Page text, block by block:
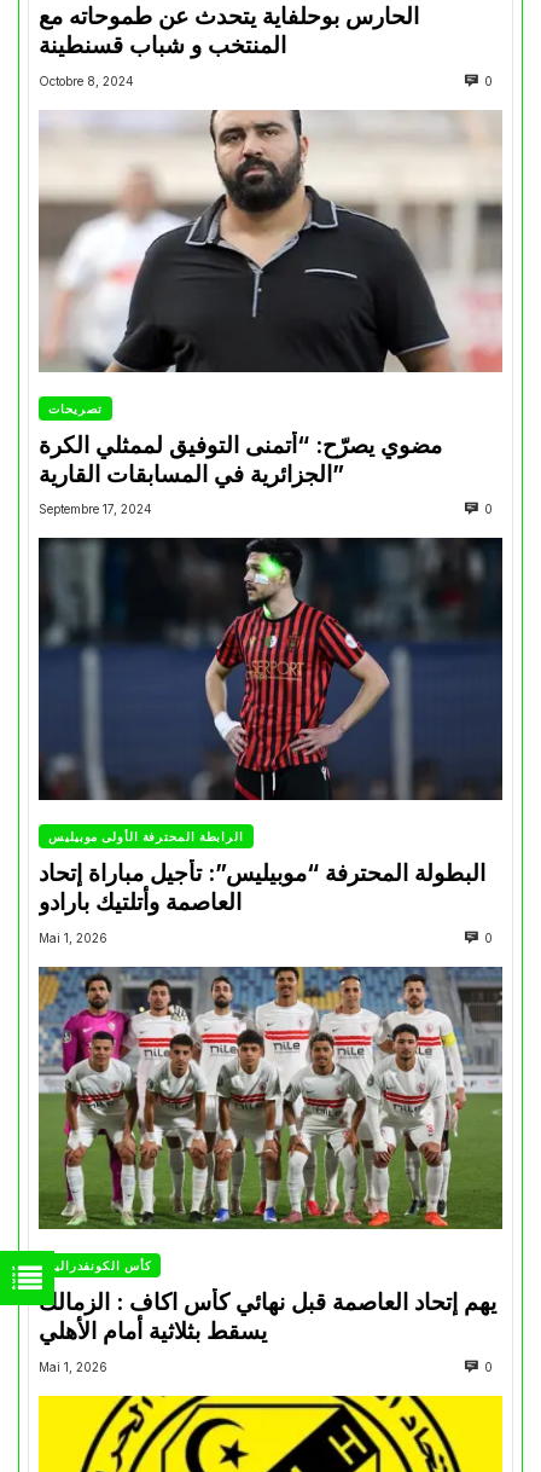
الحارس بوحلفاية يتحدث عن طموحاته مع
المنتخب و شباب قسنطينة
Octobre 8, 2024 0
تصريحات
مضوي يصرّح: “أتمنى التوفيق لممثلي الكرة
الجزائرية في المسابقات القارية”
Septembre 17, 2024 0
الرابطة المحترفة الأولى موبيليس
البطولة المحترفة “موبيليس”: تأجيل مباراة إتحاد
العاصمة وأتلتيك بارادو
Mai 1, 2026 0
كأس الكونفدرالية
يهم إتحاد العاصمة قبل نهائي كأس اكاف : الزمالك
Mai 1, 2026 0